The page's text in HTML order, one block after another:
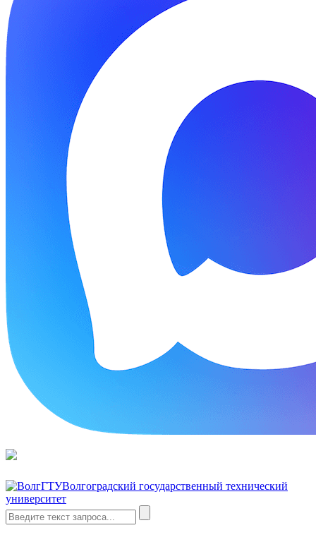
Волгоградский государственный технический
университет